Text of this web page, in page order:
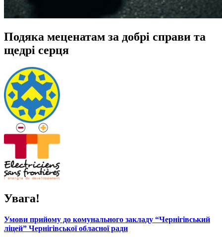
Подяка меценатам за добрі справи та
щедрі серця
Увага!
Умови прийому до комунального закладу “Чернігівський
ліцей” Чернігівської обласної ради